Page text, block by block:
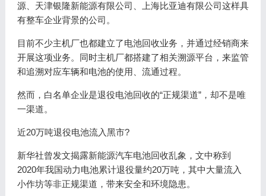
源、天津银隆新能源有限公司、上海比亚迪有限公司这样具
有整车企业背景的公司。
目前不少主机厂也都建立了电池回收业务，并通过经销商来
开展这项业务。同时主机厂都搭建了相关溯源平台，来监管
和追溯对应车辆和电池的使用、流通过程。
然而，白名单企业是退役电池回收的“正规渠道”，却不是唯
一渠道。
近20万吨退役电池流入黑市?
新华社曾发文揭露新能源汽车电池回收乱象，文中称到
2020年我国动力电池累计退役量约20万吨，其中大量流入
小作坊等非正规渠道，带来安全和环境隐患。